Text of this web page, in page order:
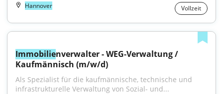
Hannover Vollzeit
Immobilienverwalter - WEG-Verwaltung /
Kaufmännisch (m/w/d)
Als Spezialist für die kaufmännische, technische und
infrastrukturelle Verwaltung von Sozial- und...